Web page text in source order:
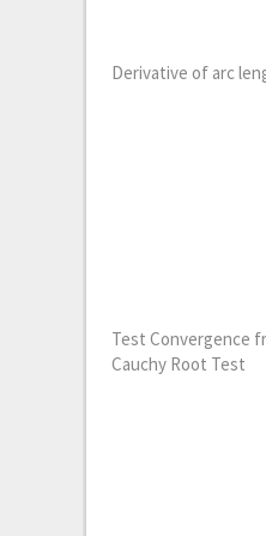
Derivative of arc
Test Convergence
Cauchy Root Test